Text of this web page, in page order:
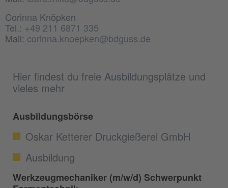
Hier findest du freie Ausbildungsplätze und
vieles mehr
Ausbildungsbörse
Oskar Ketterer Druckgießerei GmbH
Ausbildung
Werkzeugmechaniker (m/w/d) Schwerpunkt
Corinna Knöpken
Tel.: +49 211 6871 335
Mail: corinna.knoepken@bdguss.de